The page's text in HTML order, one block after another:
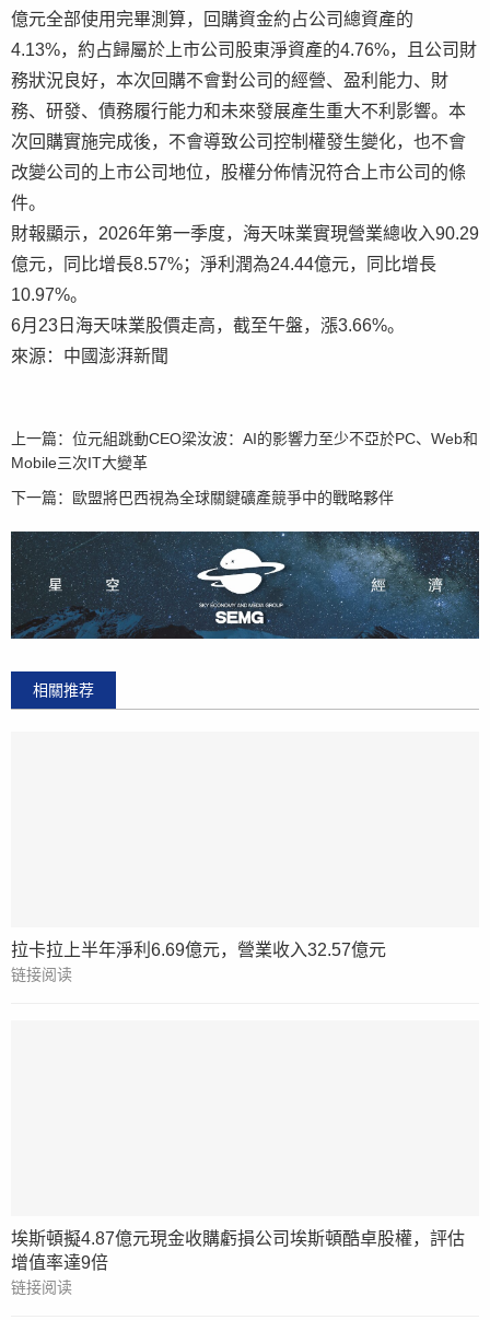
億元全部使用完畢測算，回購資金約占公司總資產的
4.13%，約占歸屬於上市公司股東淨資產的4.76%，且公司財
務狀況良好，本次回購不會對公司的經營、盈利能力、財
務、研發、債務履行能力和未來發展產生重大不利影響。本
次回購實施完成後，不會導致公司控制權發生變化，也不會
改變公司的上市公司地位，股權分佈情況符合上市公司的條
件。
財報顯示，2026年第一季度，海天味業實現營業總收入90.29
億元，同比增長8.57%；淨利潤為24.44億元，同比增長
10.97%。
6月23日海天味業股價走高，截至午盤，漲3.66%。
來源：中國澎湃新聞
上一篇： 位元組跳動CEO梁汝波：AI的影響力至少不亞於PC、Web和
Mobile三次IT大變革
下一篇： 歐盟將巴西視為全球關鍵礦產競爭中的戰略夥伴
相關推荐
拉卡拉上半年淨利6.69億元，營業收入32.57億元
链接阅读
埃斯頓擬4.87億元現金收購虧損公司埃斯頓酷卓股權，評估
增值率達9倍
链接阅读